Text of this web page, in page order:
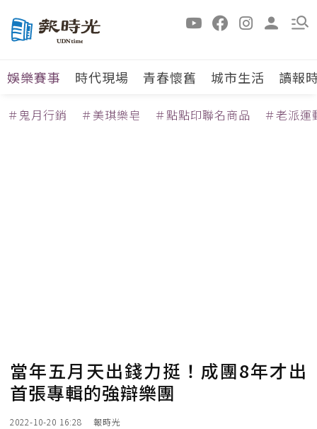
娛樂賽事 時代現場 青春懷舊 城市生活 讀報
＃鬼月行銷 ＃美琪樂皂 ＃點點印聯名商品 ＃老派運
當年五月天出錢力挺！成團8年才出
首張專輯的強辯樂團
2022-10-20 16:28 報時光